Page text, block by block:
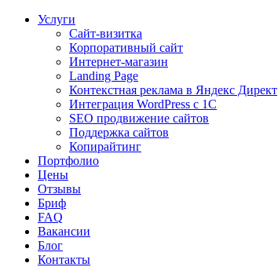
Услуги
Сайт-визитка
Корпоративный сайт
Интернет-магазин
Landing Page
Контекстная реклама в Яндекс Директ
Интеграция WordPress c 1C
SEO продвижение сайтов
Поддержка сайтов
Копирайтинг
Портфолио
Цены
Отзывы
Бриф
FAQ
Вакансии
Блог
Контакты